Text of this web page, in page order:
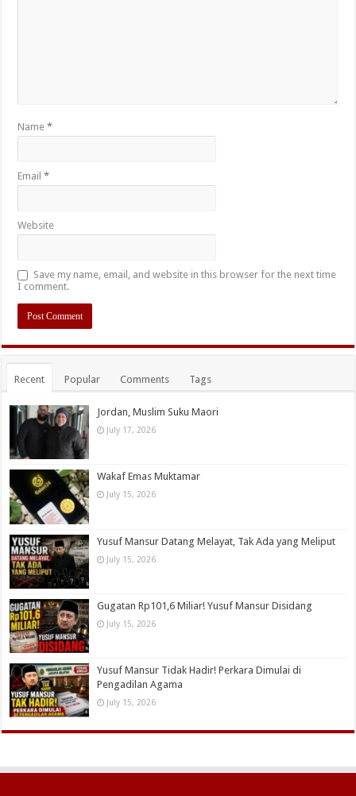
Name*
Email*
Website
Save my name, email, and website in this browser for the next time
I comment.
Recent Popular Comments Tags
Jordan, Muslim Suku Maori
July 17, 2026
Wakaf Emas Muktamar
July 15, 2026
Yusuf Mansur Datang Melayat, Tak Ada yang Meliput
July 15, 2026
Gugatan Rp101,6 Miliar! Yusuf Mansur Disidang
July 15, 2026
Yusuf Mansur Tidak Hadir! Perkara Dimulai di
Pengadilan Agama
July 15, 2026